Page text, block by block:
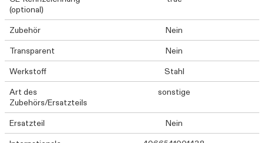
(optional)
Zubehör
Nein
Transparent
Nein
Werkstoff
Stahl
Art des
Zubehörs/Ersatzteils
sonstige
Ersatzteil
Nein